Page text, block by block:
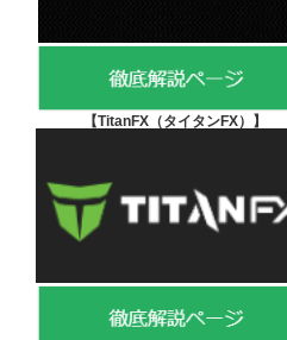
【TitanFX（タイタンFX） 】